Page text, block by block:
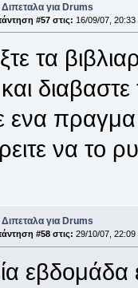
για Drums
#57 στις: 16/09/07, 20:33
τα
διαβαστε
ενα
να το
για Drums
#58 στις: 29/10/07, 22:09
εβδομάδα